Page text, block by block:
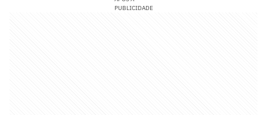
PUBLICIDADE